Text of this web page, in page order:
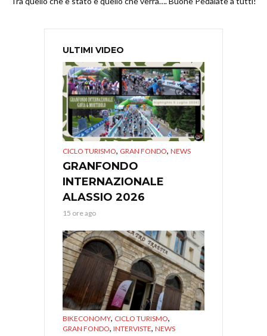
ULTIMI VIDEO
CICLO TURISMO, GRAN FONDO, NEWS
GRANFONDO
INTERNAZIONALE
ALASSIO 2026
15 ore ago
BIKECONOMY, CICLO TURISMO,
GRAN FONDO, INTERVISTE, NEWS